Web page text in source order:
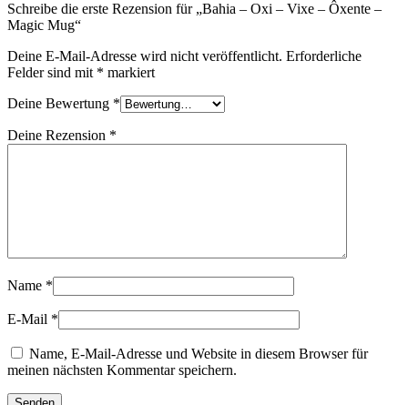
Schreibe die erste Rezension für „Bahia – Oxi – Vixe – Ôxente –
Magic Mug“
Deine E-Mail-Adresse wird nicht veröffentlicht. Erforderliche
Felder sind mit * markiert
Deine Bewertung *
Deine Rezension *
Name *
E-Mail *
Name, E-Mail-Adresse und Website in diesem Browser für
meinen nächsten Kommentar speichern.